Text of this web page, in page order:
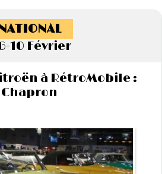
10 Février
à RétroMobile :
Chapron